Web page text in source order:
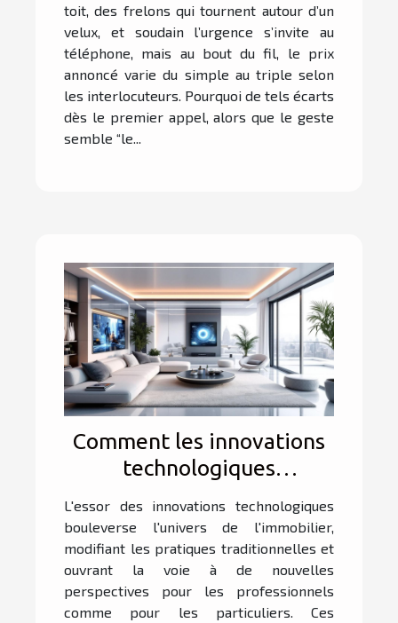
toit, des frelons qui tournent autour d’un
velux, et soudain l’urgence s’invite au
téléphone, mais au bout du fil, le prix
annoncé varie du simple au triple selon
les interlocuteurs. Pourquoi de tels écarts
dès le premier appel, alors que le geste
semble “le...
Comment les innovations
technologiques
l'immobilier ?
L'essor des innovations technologiques
bouleverse l'univers de l'immobilier,
modifiant les pratiques traditionnelles et
ouvrant la voie à de nouvelles
perspectives pour les professionnels
comme pour les particuliers. Ces